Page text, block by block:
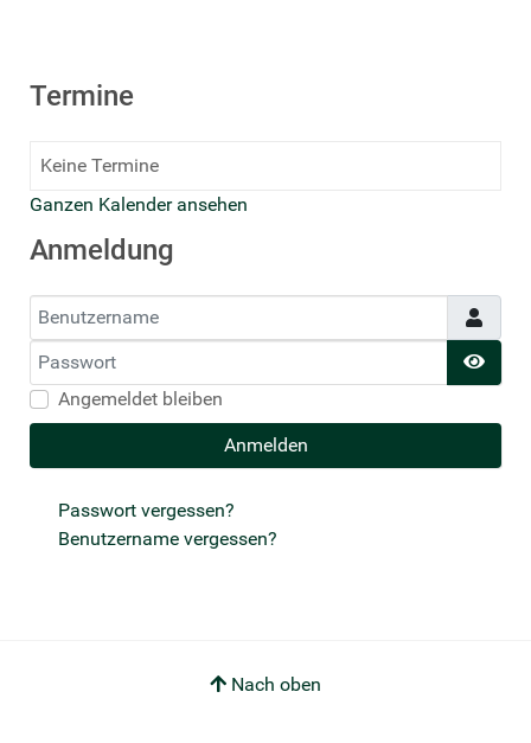
Termine
Keine Termine
Ganzen Kalender ansehen
Anmeldung
Benutzername
Passwort
Angemeldet bleiben
Anmelden
Passwort vergessen?
Benutzername vergessen?
Nach oben